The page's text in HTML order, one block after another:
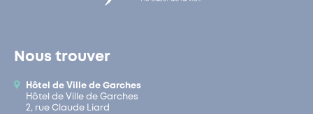
Nous trouver
Hôtel de Ville de Garches
Hôtel de Ville de Garches
2, rue Claude Liard